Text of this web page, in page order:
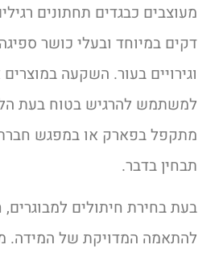
מעוצבים כבגדים תחתונים
דקים במיוחד ובעלי כושר
וגירויים בעור. השקעה
למשתמש להרגיש בטוח בעת
מתקפל בפארק או במפגש
תבחין בדבר.
בעת בחירת חיתולים
להתאמה המדויקת של המידה.